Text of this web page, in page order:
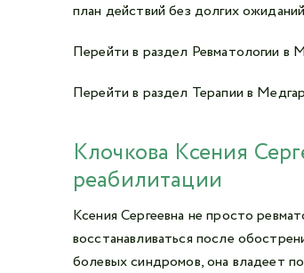
план действий без долгих
Перейти в раздел Ревматологии в
Перейти в раздел Терапии в
Клочкова Ксения
реабилитации
Ксения Сергеевна не просто
восстанавливаться после
болевых синдромов, она владеет